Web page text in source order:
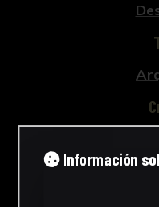
Información